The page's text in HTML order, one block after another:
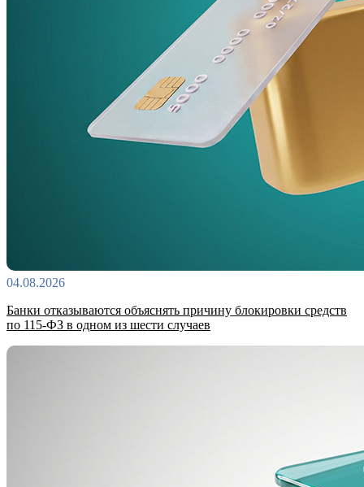
04.08.2026
Банки отказываются объяснять причину блокировки средств
по 115-ФЗ в одном из шести случаев